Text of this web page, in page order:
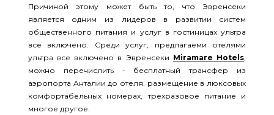
Причиной этому может быть то, что Эвренсеки
является одним из лидеров в развитии систем
общественного питания и услуг в гостиницах ультра
все включено. Среди услуг, предлагаеми отелями
ультра все включено в Эвренсеки Miramare Hotels,
можно перечислить - бесплатный трансфер из
аэропорта Анталии до отеля. размещение в люксовых
комфортабельных номерах, трехразовое питание и
многое другое.